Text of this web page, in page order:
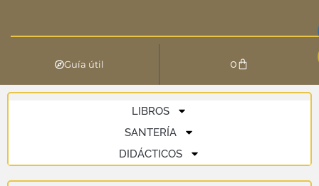
Guía útil 0
LIBROS
SANTERÍA
DIDÁCTICOS